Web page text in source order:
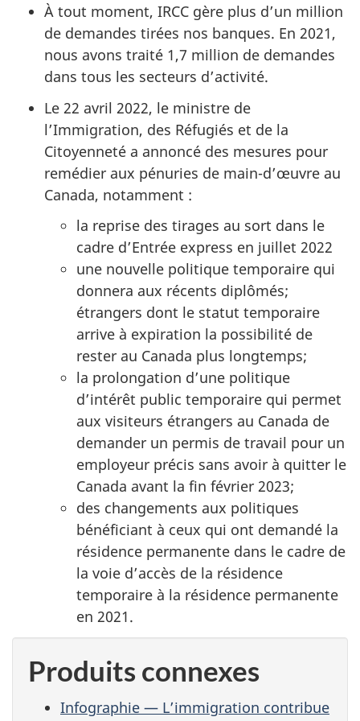
À tout moment, IRCC gère plus d’un million
de demandes tirées nos banques. En 2021,
nous avons traité 1,7 million de demandes
dans tous les secteurs d’activité.
Le 22 avril 2022, le ministre de
l’Immigration, des Réfugiés et de la
Citoyenneté a annoncé des mesures pour
remédier aux pénuries de main-d’œuvre au
Canada, notamment :
la reprise des tirages au sort dans le
cadre d’Entrée express en juillet 2022
une nouvelle politique temporaire qui
donnera aux récents diplômés;
étrangers dont le statut temporaire
arrive à expiration la possibilité de
rester au Canada plus longtemps;
la prolongation d’une politique
d’intérêt public temporaire qui permet
aux visiteurs étrangers au Canada de
demander un permis de travail pour un
employeur précis sans avoir à quitter le
Canada avant la fin février 2023;
des changements aux politiques
bénéficiant à ceux qui ont demandé la
résidence permanente dans le cadre de
la voie d’accès de la résidence
temporaire à la résidence permanente
en 2021.
Produits connexes
Infographie — L’immigration contribue